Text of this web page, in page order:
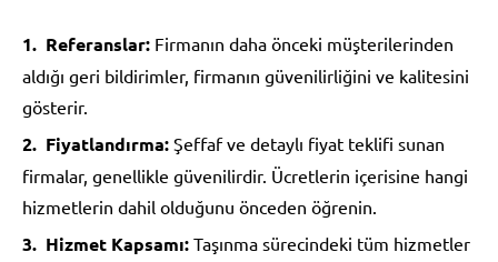
Referanslar: Firmanın daha önceki müşterilerinden
aldığı geri bildirimler, firmanın güvenilirliğini ve kalitesini
gösterir.
Fiyatlandırma: Şeffaf ve detaylı fiyat teklifi sunan
firmalar, genellikle güvenilirdir. Ücretlerin içerisine hangi
hizmetlerin dahil olduğunu önceden öğrenin.
Hizmet Kapsamı: Taşınma sürecindeki tüm hizmetler